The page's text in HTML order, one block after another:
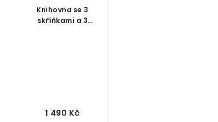
Knihovna se 3
skříňkami a 3
1 490 Kč